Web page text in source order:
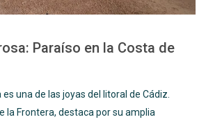
Paraíso en la Costa de
una de las joyas del litoral de Cádiz.
la Frontera, destaca por su amplia